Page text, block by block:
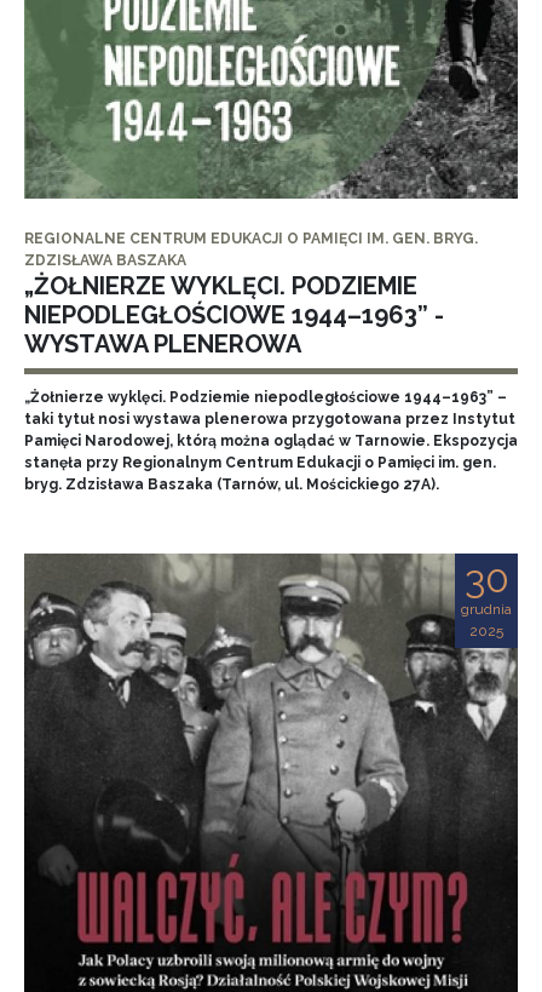
REGIONALNE CENTRUM EDUKACJI O PAMIĘCI IM. GEN. BRYG.
ZDZISŁAWA BASZAKA
„ŻOŁNIERZE WYKLĘCI. PODZIEMIE
NIEPODLEGŁOŚCIOWE 1944–1963” -
WYSTAWA PLENEROWA
„Żołnierze wyklęci. Podziemie niepodległościowe 1944–1963” –
taki tytuł nosi wystawa plenerowa przygotowana przez Instytut
Pamięci Narodowej, którą można oglądać w Tarnowie. Ekspozycja
stanęła przy Regionalnym Centrum Edukacji o Pamięci im. gen.
bryg. Zdzisława Baszaka (Tarnów, ul. Mościckiego 27A).
30
grudnia
2025